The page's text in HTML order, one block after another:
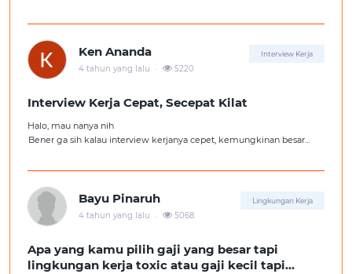
aku ambil kerjaan sesuai jurusan.
Ken Ananda Interview Kerja
4 tahun yang lalu . 5220
Interview Kerja Cepat, Secepat Kilat
Halo, mau nanya nih
Bener ga sih kalau interview kerjanya cepet, kemungkinan besar
Tolong pencerahannya dong kakak-kakak semua, soalnya aku fresh
Bayu Pinaruh Lingkungan Kerja
4 tahun yang lalu . 5068
Apa yang kamu pilih gaji yang besar tapi
lingkungan kerja toxic atau gaji kecil tapi